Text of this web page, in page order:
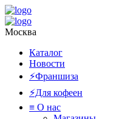
Москва
Каталог
Новости
⚡️Франшиза
⚡️Для кофеен
≡ О нас